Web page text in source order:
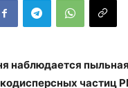
наблюдается
частиц